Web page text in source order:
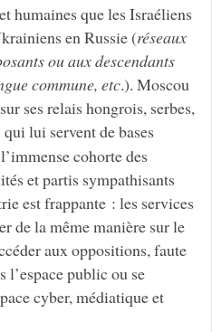
humaines que les Israéliens
en Russie (réseaux
ou aux descendants
commune, etc.). Moscou
ses relais hongrois, serbes,
lui servent de bases
cohorte des
et partis sympathisants
est frappante : les services
de la même manière sur le
aux oppositions, faute
l’espace public ou se
cyber, médiatique et